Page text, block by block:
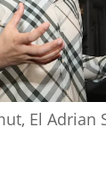
El Adrian